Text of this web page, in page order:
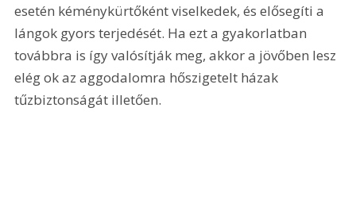
esetén kéménykürtőként viselkedek, és elősegíti a
lángok gyors terjedését. Ha ezt a gyakorlatban
továbbra is így valósítják meg, akkor a jövőben lesz
elég ok az aggodalomra hőszigetelt házak
tűzbiztonságát illetően.